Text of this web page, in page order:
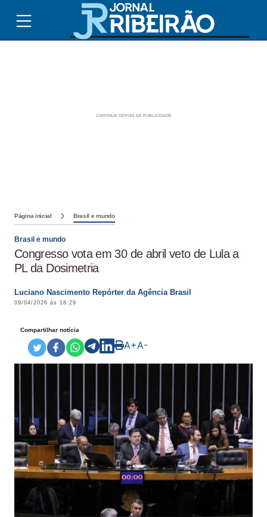
Página inicial Brasil e mundo
Brasil e mundo
Congresso vota em 30 de abril veto de Lula a
PL da Dosimetria
Luciano Nascimento Repórter da Agência Brasil
09/04/2026 às 18:29
Compartilhar notícia
A+A-